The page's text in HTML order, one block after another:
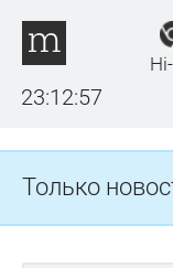
23:12:57
Hi-tech
Только